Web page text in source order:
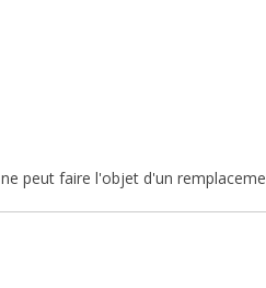
peut faire l'objet d'un